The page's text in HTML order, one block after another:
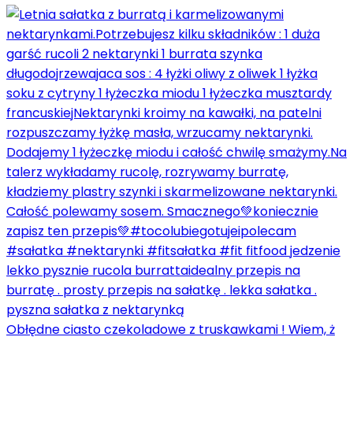
Obłędne ciasto czekoladowe z truskawkami ! Wiem, ż